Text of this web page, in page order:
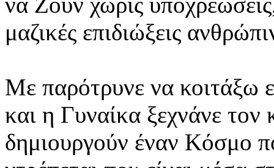
μαζικές επιδιώξεις
Με παρότρυνε να κοιτάξω
και η Γυναίκα ξεχνάνε τον
δημιουργούν έναν Κόσμο